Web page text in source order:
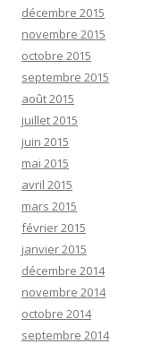
décembre 2015
novembre 2015
octobre 2015
septembre 2015
août 2015
juillet 2015
juin 2015
mai 2015
avril 2015
mars 2015
février 2015
janvier 2015
décembre 2014
novembre 2014
octobre 2014
septembre 2014